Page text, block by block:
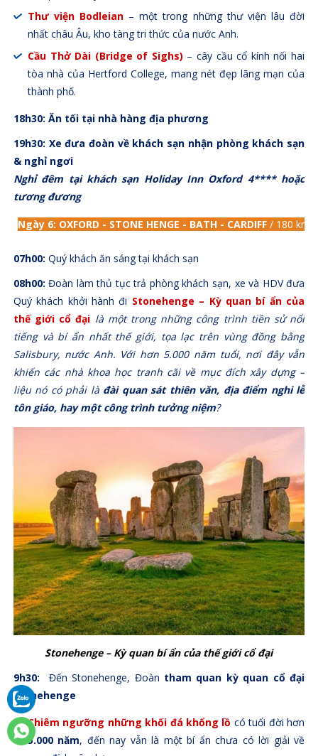
Thư viện Bodleian – một trong những thư viện lâu đời
nhất châu Âu, kho tàng tri thức của nước Anh.
Cầu Thở Dài (Bridge of Sighs) – cây cầu cổ kính nối hai
tòa nhà của Hertford College, mang nét đẹp lãng mạn của
thành phố.
18h30: Ăn tối tại nhà hàng địa phương
19h30: Xe đưa đoàn về khách sạn nhận phòng khách sạn
& nghỉ ngơi
Nghỉ đêm tại khách sạn Holiday Inn Oxford 4**** hoặc
tương đương
Ngày 6: OXFORD - STONE HENGE - BATH - CARDIFF / 180 km
07h00: Quý khách ăn sáng tại khách sạn
08h00: Đoàn làm thủ tục trả phòng khách sạn, xe và HDV đưa
Quý khách khởi hành đi Stonehenge – Kỳ quan bí ẩn của
thế giới cổ đại là một trong những công trình tiền sử nổi
tiếng và bí ẩn nhất thế giới, tọa lạc trên vùng đồng bằng
Salisbury, nước Anh. Với hơn 5.000 năm tuổi, nơi đây vẫn
khiến các nhà khoa học tranh cãi về mục đích xây dựng –
liệu nó có phải là đài quan sát thiên văn, địa điểm nghi lễ
tôn giáo, hay một công trình tưởng niệm?
Stonehenge – Kỳ quan bí ẩn của thế giới cổ đại
9h30: Đến Stonehenge, Đoàn tham quan kỳ quan cổ đại
Stonehenge
Chiêm ngưỡng những khối đá khổng lồ có tuổi đời hơn
5.000 năm, đến nay vẫn là một bí ẩn chưa có lời giải về